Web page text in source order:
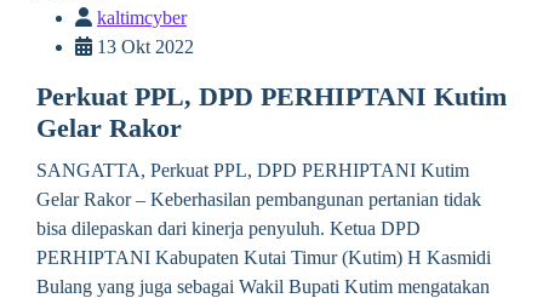
kaltimcyber
13 Okt 2022
Perkuat PPL, DPD PERHIPTANI Kutim
Gelar Rakor
SANGATTA, Perkuat PPL, DPD PERHIPTANI Kutim
Gelar Rakor – Keberhasilan pembangunan pertanian tidak
bisa dilepaskan dari kinerja penyuluh. Ketua DPD
PERHIPTANI Kabupaten Kutai Timur (Kutim) H Kasmidi
Bulang yang juga sebagai Wakil Bupati Kutim mengatakan